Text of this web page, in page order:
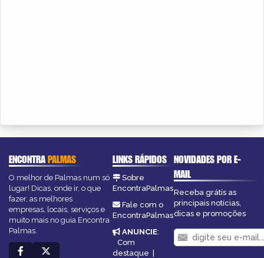
ENCONTRAPALMAS
O melhor de Palmas num só
lugar! Dicas, onde ir, o que
fazer, as melhores
empresas, locais, serviços e
muito mais no guia Encontra
Palmas.
LINKS RÁPIDOS
Sobre
EncontraPalmas
Fale com o
EncontraPalmas
ANUNCIE:
Com
destaque |
NOVIDADES POR E-
MAIL
Receba grátis as
principais notícias,
dicas e promoções